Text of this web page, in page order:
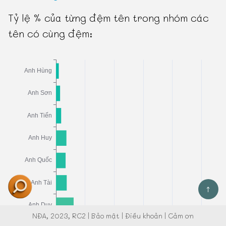
Tỷ lệ % của từng đệm tên trong nhóm các
tên có cùng đệm:
↑
NĐA, 2023, RC2 | Bảo mật | Điều khoản | Cảm ơn